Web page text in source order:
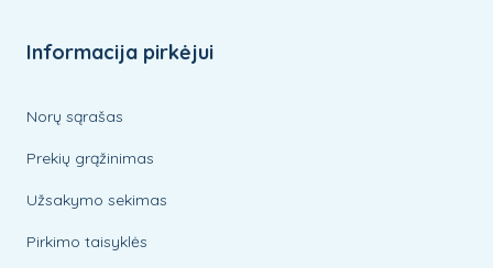
Informacija pirkėjui
Norų sąrašas
Prekių grąžinimas
Užsakymo sekimas
Pirkimo taisyklės